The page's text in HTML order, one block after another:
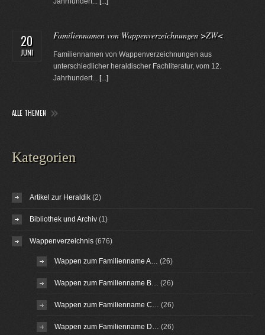
20
JUNI
Familiennamen von Wappenverzeichnungen >ZW<
Familiennamen von Wappenverzeichnungen aus
unterschiedlicher heraldischer Fachliteratur, vom 12.
Jahrhundert... [...]
ALLE THEMEN
Kategorien
Artikel zur Heraldik (2)
Bibliothek und Archiv (1)
Wappenverzeichnis (676)
Wappen zum Familienname A… (26)
Wappen zum Familienname B… (26)
Wappen zum Familienname C… (26)
Wappen zum Familienname D… (26)